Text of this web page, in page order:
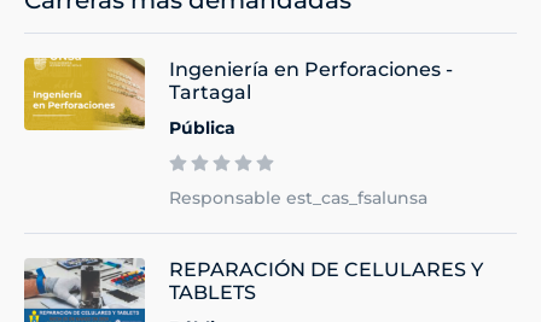
Ingeniería en Perforaciones -
Tartagal
Pública
Responsable est_cas_fsalunsa
REPARACIÓN DE CELULARES Y
TABLETS